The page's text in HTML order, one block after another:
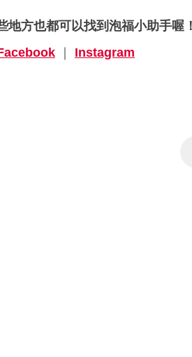
地方也都可以找到泡福小助手喔
｜ Instagram